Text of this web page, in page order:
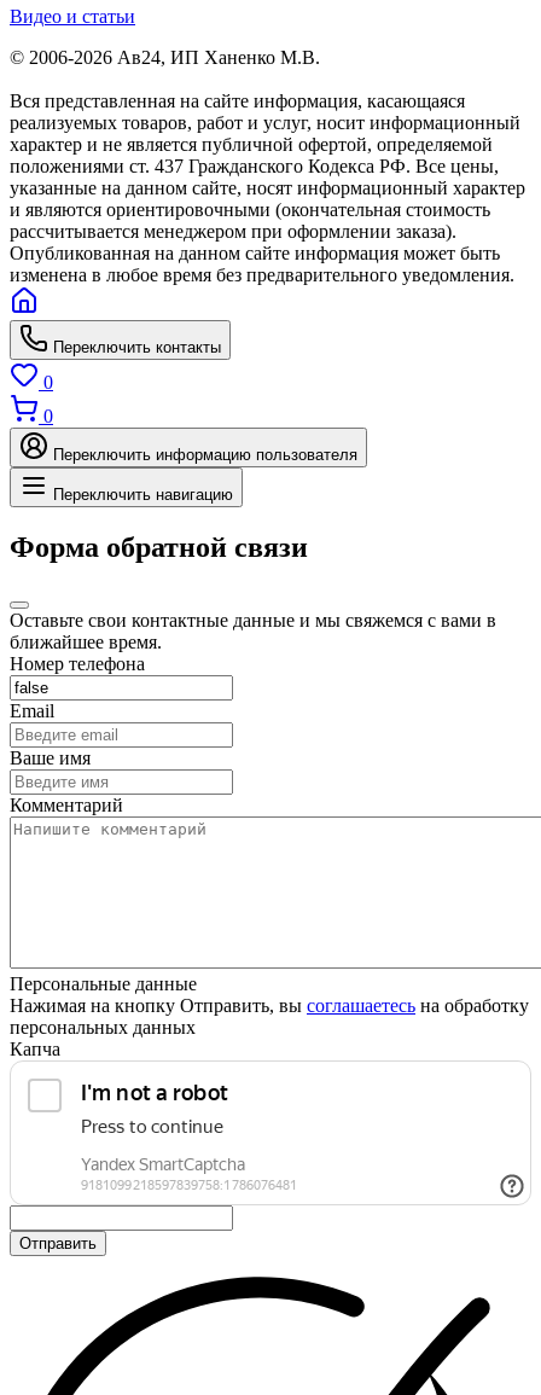
Видео и статьи
© 2006-2026 Ав24, ИП Ханенко М.В.
Вся представленная на сайте информация, касающаяся
реализуемых товаров, работ и услуг, носит информационный
характер и не является публичной офертой, определяемой
положениями ст. 437 Гражданского Кодекса РФ. Все цены,
указанные на данном сайте, носят информационный характер
и являются ориентировочными (окончательная стоимость
рассчитывается менеджером при оформлении заказа).
Опубликованная на данном сайте информация может быть
изменена в любое время без предварительного уведомления.
Переключить контакты
0
0
Переключить информацию пользователя
Переключить навигацию
Форма обратной связи
Оставьте свои контактные данные и мы свяжемся с вами в
ближайшее время.
Номер телефона
Email
Ваше имя
Комментарий
Персональные данные
Нажимая на кнопку Отправить, вы соглашаетесь на обработку
персональных данных
Капча
Отправить